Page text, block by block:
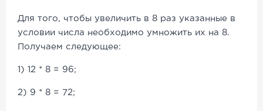
Для того, чтобы увеличить в 8 раз указанные в
условии числа необходимо умножить их на 8.
Получаем следующее:
1) 12 * 8 = 96;
2) 9 * 8 = 72;